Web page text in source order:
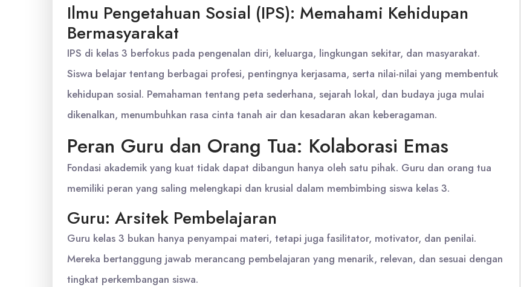
Ilmu Pengetahuan Sosial (IPS): Memahami Kehidupan
Bermasyarakat
IPS di kelas 3 berfokus pada pengenalan diri, keluarga, lingkungan sekitar, dan masyarakat.
Siswa belajar tentang berbagai profesi, pentingnya kerjasama, serta nilai-nilai yang membentuk
kehidupan sosial. Pemahaman tentang peta sederhana, sejarah lokal, dan budaya juga mulai
dikenalkan, menumbuhkan rasa cinta tanah air dan kesadaran akan keberagaman.
Peran Guru dan Orang Tua: Kolaborasi Emas
Fondasi akademik yang kuat tidak dapat dibangun hanya oleh satu pihak. Guru dan orang tua
memiliki peran yang saling melengkapi dan krusial dalam membimbing siswa kelas 3.
Guru: Arsitek Pembelajaran
Guru kelas 3 bukan hanya penyampai materi, tetapi juga fasilitator, motivator, dan penilai.
Mereka bertanggung jawab merancang pembelajaran yang menarik, relevan, dan sesuai dengan
tingkat perkembangan siswa.